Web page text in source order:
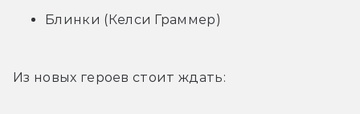
Блинки (Келси Граммер)
Из новых героев стоит ждать: